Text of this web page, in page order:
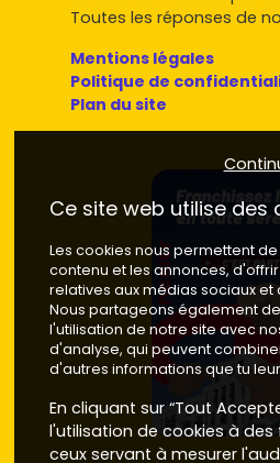
Toutes les réponses de
Mentions légales
Politique de
Plan du site
Ce site web utilise des
Les cookies nous permettent
contenu et les annonces,
relatives aux médias sociaux
Nous partageons également
l'utilisation de notre site avec
d'analyse, qui peuvent
d'autres informations que tu
En cliquant sur “Tout
l'utilisation de cookies à
ceux servant à mesurer